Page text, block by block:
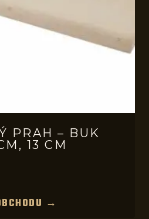
PRAH – BUK
13 CM
→